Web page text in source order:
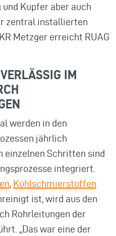
Kupfer aber auch
zentral installierten
Metzger erreicht RUAG
IM
werden in den
jährlich
einzelnen Schritten sind
integriert.
, Kühlschmierstoffen
ist, wird aus den
Rohrleitungen der
„Das war eine der